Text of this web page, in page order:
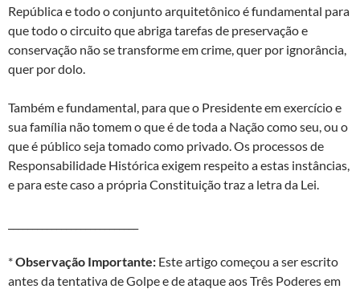
República e todo o conjunto arquitetônico é fundamental para
que todo o circuito que abriga tarefas de preservação e
conservação não se transforme em crime, quer por ignorância,
quer por dolo.
Também e fundamental, para que o Presidente em exercício e
sua família não tomem o que é de toda a Nação como seu, ou o
que é público seja tomado como privado. Os processos de
Responsabilidade Histórica exigem respeito a estas instâncias,
e para este caso a própria Constituição traz a letra da Lei.
*Observação Importante: Este artigo começou a ser escrito
antes da tentativa de Golpe e de ataque aos Três Poderes em